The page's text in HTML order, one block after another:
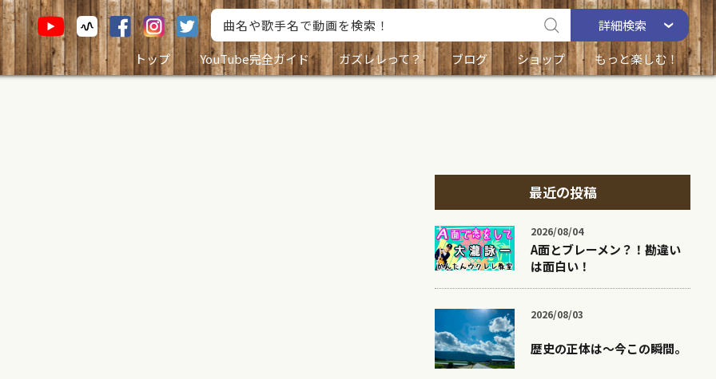
詳細検索
トップ
YouTube完全ガイド ガズレレって？ ブログ ショップ もっと楽しむ！
最近の投稿
2026/08/04
A面とブレーメン？！勘違い
は面白い！
2026/08/03
歴史の正体は〜今この瞬間。